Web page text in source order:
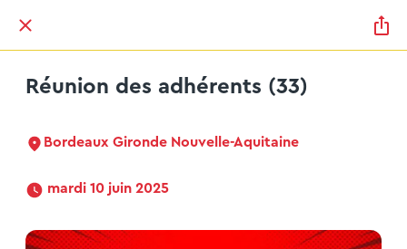
Réunion des adhérents (33)
Bordeaux Gironde Nouvelle-Aquitaine
mardi 10 juin 2025